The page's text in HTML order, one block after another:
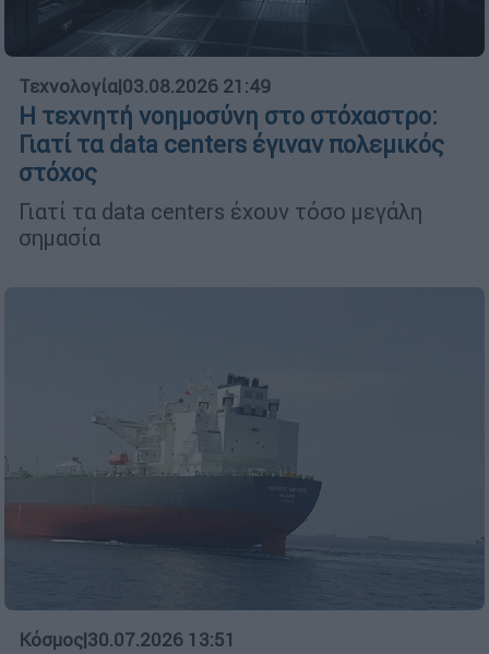
Τεχνολογία|03.08.2026 21:49
Η τεχνητή νοημοσύνη στο στόχαστρο:
Γιατί τα data centers έγιναν πολεμικός
στόχος
Γιατί τα data centers έχουν τόσο μεγάλη
σημασία
Κόσμος|30.07.2026 13:51